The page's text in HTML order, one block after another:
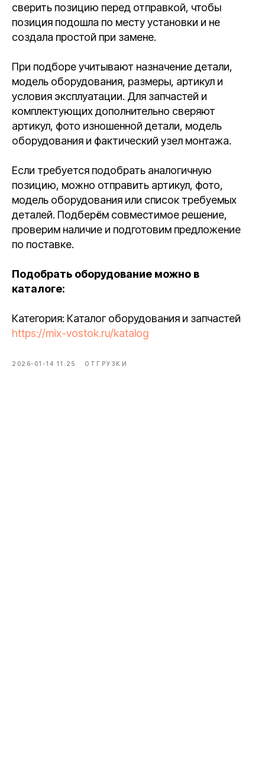
сверить позицию перед отправкой, чтобы
позиция подошла по месту установки и не
создала простой при замене.
При подборе учитывают назначение детали,
модель оборудования, размеры, артикул и
условия эксплуатации. Для запчастей и
комплектующих дополнительно сверяют
артикул, фото изношенной детали, модель
оборудования и фактический узел монтажа.
Если требуется подобрать аналогичную
позицию, можно отправить артикул, фото,
модель оборудования или список требуемых
деталей. Подберём совместимое решение,
проверим наличие и подготовим предложение
по поставке.
Подобрать оборудование можно в
каталоге:
Категория: Каталог оборудования и запчастей
https://mix-vostok.ru/katalog
2026-01-14 11:25 ОТГРУЗКИ